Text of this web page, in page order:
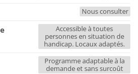
Nous consulter
Accessible à toutes
personnes en situation de
handicap. Locaux adaptés.
Programme adaptable à la
demande et sans surcoût